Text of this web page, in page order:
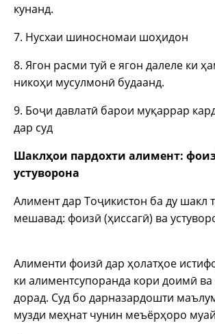
кунанд.
7. Нусхаи шиносномаи шоҳидон
8. Ягон расми туй е ягон далеле ки
никоҳи мусулмонӣ будаанд.
9. Боҷи давлатӣ барои муқаррар
дар суд
Шаклҳои пардохти алимент:
устуворона
Алимент дар Тоҷикистон ба ду шакл
мешавад: фоизӣ (ҳиссагӣ) ва
Алименти фоизӣ дар ҳолатҳое
ки алиментсупоранда кори доимӣ
дорад. Суд бо дарназардошти
музди меҳнат чунин меъёрҳоро